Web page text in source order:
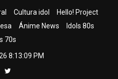
Cultura idol
Hello! Project
Ánime News
Idols 80s
70s
8:13:10 PM